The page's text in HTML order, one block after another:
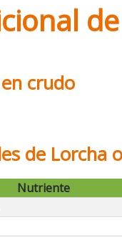
crudo
de Lorcha
Nutriente